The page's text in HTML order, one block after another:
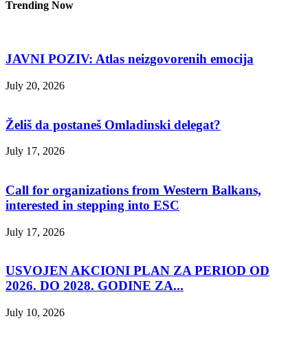
Trending Now
JAVNI POZIV: Atlas neizgovorenih emocija
July 20, 2026
Želiš da postaneš Omladinski delegat?
July 17, 2026
Call for organizations from Western Balkans,
interested in stepping into ESC
July 17, 2026
USVOJEN AKCIONI PLAN ZA PERIOD OD
2026. DO 2028. GODINE ZA...
July 10, 2026